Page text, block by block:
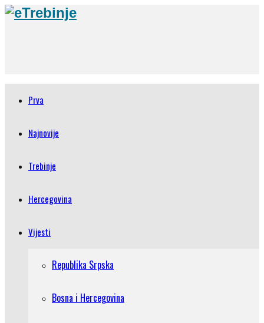
Prva
Najnovije
Trebinje
Hercegovina
Vijesti
Republika Srpska
Bosna i Hercegovina